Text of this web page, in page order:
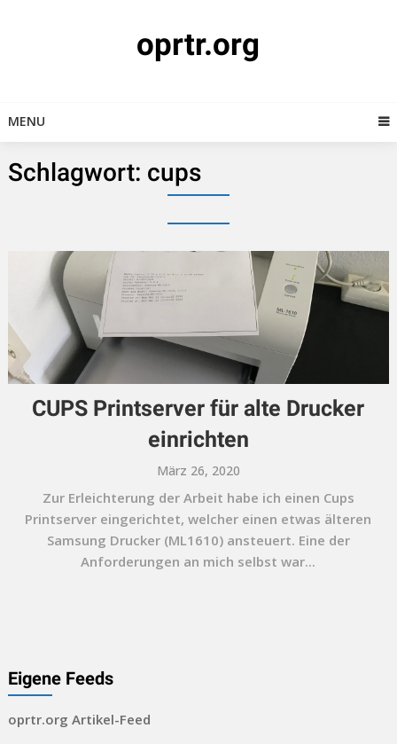
oprtr.org
MENU
Schlagwort: cups
CUPS Printserver für alte Drucker
einrichten
März 26, 2020
Zur Erleichterung der Arbeit habe ich einen Cups
Printserver eingerichtet, welcher einen etwas älteren
Samsung Drucker (ML1610) ansteuert. Eine der
Anforderungen an mich selbst war...
Eigene Feeds
oprtr.org Artikel-Feed